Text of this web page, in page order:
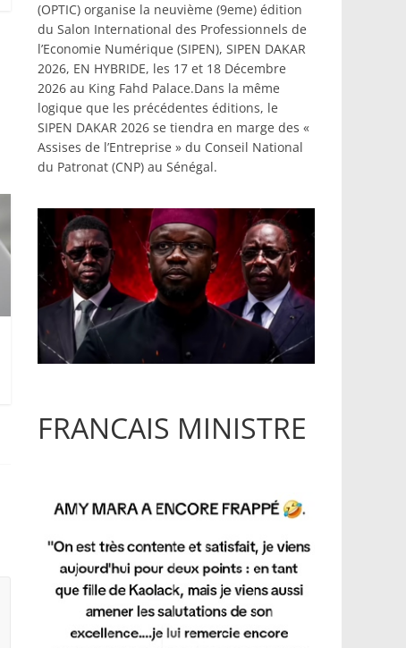
(OPTIC) organise la neuvième (9eme) édition
du Salon International des Professionnels de
l’Economie Numérique (SIPEN), SIPEN DAKAR
2026, EN HYBRIDE, les 17 et 18 Décembre
2026 au King Fahd Palace.Dans la même
logique que les précédentes éditions, le
SIPEN DAKAR 2026 se tiendra en marge des «
Assises de l’Entreprise » du Conseil National
du Patronat (CNP) au Sénégal.
FRANCAIS MINISTRE